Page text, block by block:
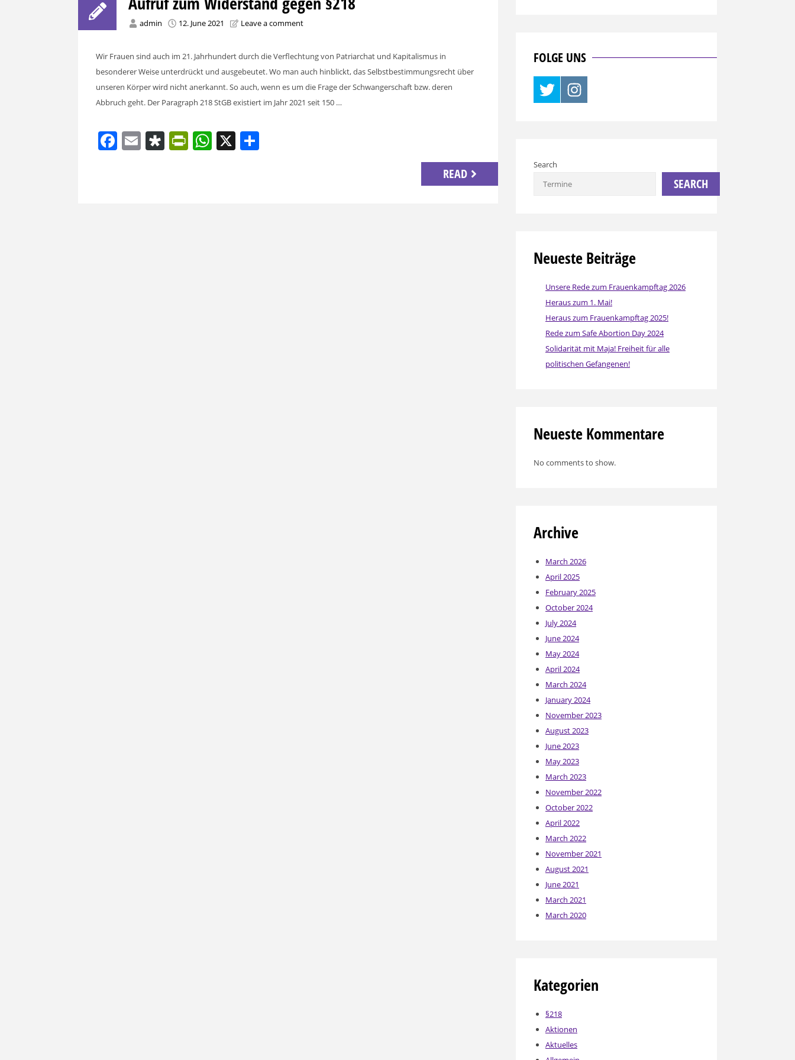
admin 12. June 2021 Leave a comment
Wir Frauen sind auch im 21. Jahrhundert durch die Verflechtung von Patriarchat und Kapitalismus in
besonderer Weise unterdrückt und ausgebeutet. Wo man auch hinblickt, das Selbstbestimmungsrecht über
unseren Körper wird nicht anerkannt. So auch, wenn es um die Frage der Schwangerschaft bzw. deren
Abbruch geht. Der Paragraph 218 StGB existiert im Jahr 2021 seit 150 …
Facebook
EmailDiaspora
PrintFriendly
WhatsApp
X
READ
FOLGE UNS
Search
SEARCH
Neueste Beiträge
Unsere Rede zum Frauenkampftag 2026
Heraus zum 1. Mai!
Heraus zum Frauenkampftag 2025!
Rede zum Safe Abortion Day 2024
Solidarität mit Maja! Freiheit für alle
politischen Gefangenen!
Neueste Kommentare
No comments to show.
Archive
March 2026
April 2025
February 2025
October 2024
July 2024
June 2024
May 2024
April 2024
March 2024
January 2024
November 2023
August 2023
June 2023
May 2023
March 2023
November 2022
October 2022
April 2022
March 2022
November 2021
August 2021
June 2021
March 2021
March 2020
Kategorien
§218
Aktionen
Aktuelles